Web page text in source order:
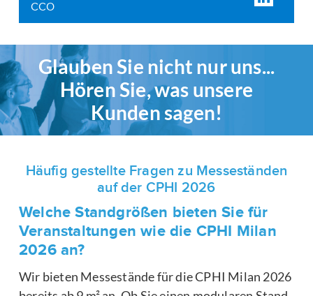
CCO
Glauben Sie nicht nur uns...
Hören Sie, was unsere
Kunden sagen!
Häufig gestellte Fragen zu Messeständen
auf der CPHI 2026
Welche Standgrößen bieten Sie für
Veranstaltungen wie die CPHI Milan
2026 an?
Wir bieten Messestände für die CPHI Milan 2026